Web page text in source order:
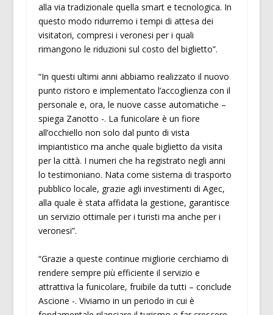
alla via tradizionale quella smart e tecnologica. In
questo modo ridurremo i tempi di attesa dei
visitatori, compresi i veronesi per i quali
rimangono le riduzioni sul costo del biglietto”.
“In questi ultimi anni abbiamo realizzato il nuovo
punto ristoro e implementato l’accoglienza con il
personale e, ora, le nuove casse automatiche –
spiega Zanotto -. La funicolare è un fiore
all’occhiello non solo dal punto di vista
impiantistico ma anche quale biglietto da visita
per la città. I numeri che ha registrato negli anni
lo testimoniano. Nata come sistema di trasporto
pubblico locale, grazie agli investimenti di Agec,
alla quale è stata affidata la gestione, garantisce
un servizio ottimale per i turisti ma anche per i
veronesi”.
“Grazie a queste continue migliorie cerchiamo di
rendere sempre più efficiente il servizio e
attrattiva la funicolare, fruibile da tutti – conclude
Ascione -. Viviamo in un periodo in cui è